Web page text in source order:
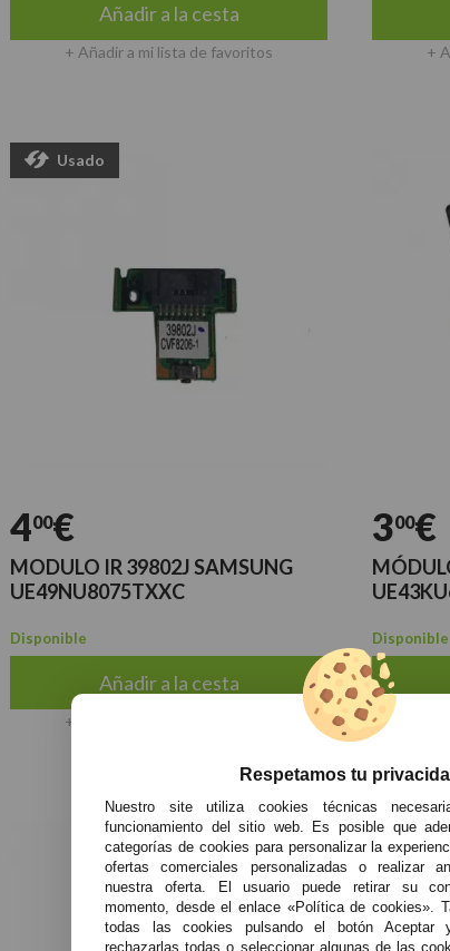
Añadir a la cesta
+ Añadir a mi lista de favoritos +
Usado
400€
MODULO IR 39802J SAMSUNG
UE49NU8075TXXC
Disponible
Añadir a la cesta
+ Añadir a mi lista de favoritos
300€
Disponible
+
Respetamos tu
Nuestro site utiliza cookies técnicas
funcionamiento del sitio web. Es posible que
categorías de cookies para personalizar la
ofertas comerciales personalizadas o realizar
nuestra oferta. El usuario puede retirar su
momento, desde el enlace «Política de cookies».
todas las cookies pulsando el botón Aceptar
rechazarlas todas o seleccionar algunas de las